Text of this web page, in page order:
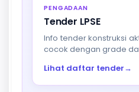
PENGADAAN
Tender LPSE
Info tender konstruksi
cocok dengan grade
Lihat daftar tender→